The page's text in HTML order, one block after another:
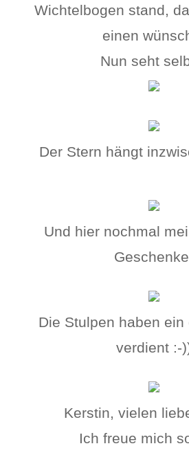
Wichtelbogen stand,
einen
Nun seht
Der Stern hängt
Und hier nochmal
Die Stulpen haben ein
verdient :-
Kerstin, vielen
Ich freue mich